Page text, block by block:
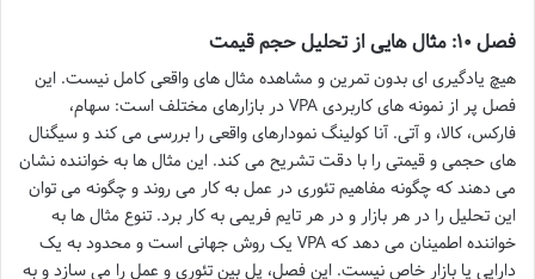
فصل ۱۰: مثال هایی از تحلیل حجم قیمت
هیچ یادگیری ای بدون تمرین و مشاهده مثال های واقعی کامل نیست. این
فصل پر از نمونه های کاربردی VPA در بازارهای مختلف است: سهام،
فارکس، کالا، و آتی. آنا کولینگ نمودارهای واقعی را بررسی می کند و سیگنال
های حجمی و قیمتی را با دقت تشریح می کند. این مثال ها به خواننده نشان
می دهند که چگونه مفاهیم تئوری در عمل به کار می روند و چگونه می توان
این تحلیل را در هر بازار و در هر تایم فریمی به کار برد. تنوع مثال ها به
خواننده اطمینان می دهد که VPA یک روش جهانی است و محدود به یک
دارایی یا بازار خاص نیست. این فصل، پل بین تئوری و عمل را می سازد و به